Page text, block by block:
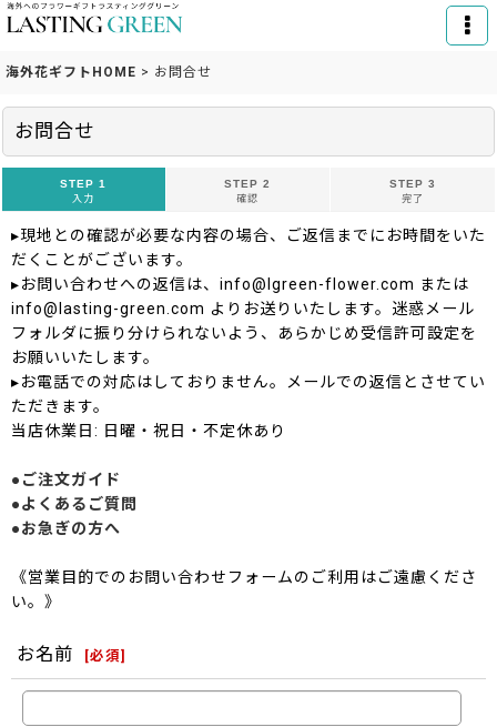
海外花ギフトHOME > お問合せ
お問合せ
STEP 1
入力
STEP 2
確認
STEP 3
完了
▸現地との確認が必要な内容の場合、ご返信までにお時間をいた
だくことがございます。
▸お問い合わせへの返信は、info@lgreen-flower.com または
info@lasting-green.com よりお送りいたします。迷惑メール
フォルダに振り分けられないよう、あらかじめ受信許可設定を
お願いいたします。
▸お電話での対応はしておりません。メールでの返信とさせてい
ただきます。
当店休業日: 日曜・祝日・不定休あり
●ご注文ガイド
●よくあるご質問
●お急ぎの方へ
《営業目的でのお問い合わせフォームのご利用はご遠慮くださ
い。》
お名前 [必須]